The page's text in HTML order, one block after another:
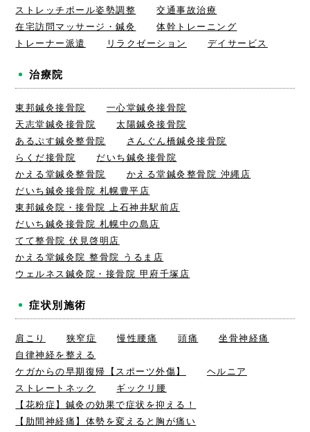
ストレッチポール姿勢調整
交通事故治療
在宅訪問マッサージ・鍼灸
体幹トレーニング
トレーナー派遣
リラクゼーション デイサービス
治療院
東邦鍼灸接骨院
一心堂鍼灸接骨院
天志堂鍼灸接骨院
太陽鍼灸接骨院
あるぷす鍼灸整骨院
さんぐん橋鍼灸接骨院
らくだ接骨院
だいち鍼灸接骨院
かえる堂鍼灸整骨院
かえる堂鍼灸整骨院 沖縄店
だいち鍼灸接骨院 札幌豊平店
東邦鍼灸院・接骨院 上石神井駅前店
だいち鍼灸接骨院 札幌中の島店
てて整骨院 伏見啓明店
かえる堂鍼灸院 整骨院 うるま店
ウェルネス鍼灸院・接骨院 甲府千塚店
症状別施術
肩こり 狭窄症 慢性腰痛 頭痛
坐骨神経痛
自律神経を整える
ケガからの早期復帰【スポーツ外傷】
ヘルニア
ストレートネック
ギックリ腰
【花粉症】鍼灸の効果で症状を抑える！
【肋間神経痛】体勢を変えると胸が痛い